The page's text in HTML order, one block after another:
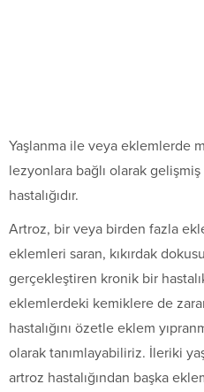
Yaşlanma ile veya eklemlerde
lezyonlara bağlı olarak
hastalığıdır.
Artroz, bir veya birden fazla
eklemleri saran, kıkırdak
gerçekleştiren kronik bir
eklemlerdeki kemiklere de
hastalığını özetle eklem
olarak tanımlayabiliriz. İleriki
artroz hastalığından başka